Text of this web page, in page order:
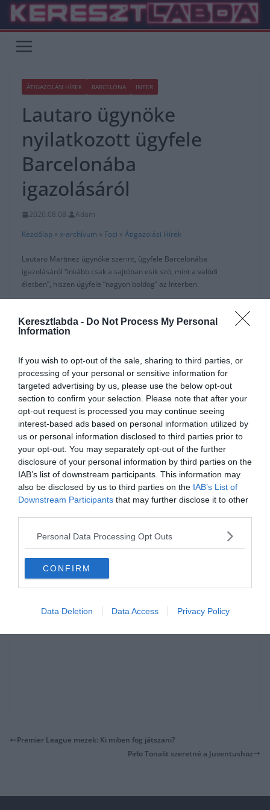
Keresztlabda - Do Not Process My Personal
Information
If you wish to opt-out of the sale, sharing to third parties, or
processing of your personal or sensitive information for
targeted advertising by us, please use the below opt-out
section to confirm your selection. Please note that after your
opt-out request is processed you may continue seeing
interest-based ads based on personal information utilized by
us or personal information disclosed to third parties prior to
your opt-out. You may separately opt-out of the further
disclosure of your personal information by third parties on the
IAB’s list of downstream participants. This information may
also be disclosed by us to third parties on the IAB’s List of
Downstream Participants that may further disclose it to other
Personal Data Processing Opt Outs
CONFIRM
Data Deletion Data Access Privacy Policy
Skip
content
ÁTIGAZOLÁSI HÍREK BARCELONA INTER
Lautaro ügynöke
nyilatkozott ügyfele
Barcelonába
igazolásáról
2020.08.08.
Adam
Kezdőlap » x-archívum » Foci » Átigazolási Hírek
Lautaro Martinez ügynöke szerint, ügyfele Barcelonába
igazolásáról “inkább csak a sajtóban esik szó, mint a valódi
életben”, hiszen ügyfele “nagyon boldog” az Interben.
és a katalán csapat se tagadta a tárgyalásokat.
millió eurós kivásárlási záradék.
“Lautaro átigazolásáról inkább csak a médiában esik szó, mint az
életben.”-mondta Carlos Beto Yaque a
La Figura de la Canchának
“Lautaronak még három évre van szerződése az Interrel, és nagyon
boldog itt. Nagyon jó szezonja volt, és még mindig ott az Európa
Liga, amit remélem megnyer az Inter.”
Martinez képviselői jövőre szeretnék, ha a játékos a Barcelonában
folytatná?
“Sose kellett tanácsot adni neki, és nem kell tudnom róla. Mindig is
Premier League mezek: Ki miben fog játszani?
Pirlo Tonalit szeretné a Juventushoz